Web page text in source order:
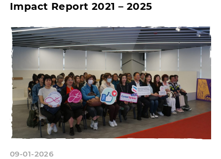
Impact Report 2021 – 2025
09-01-2026